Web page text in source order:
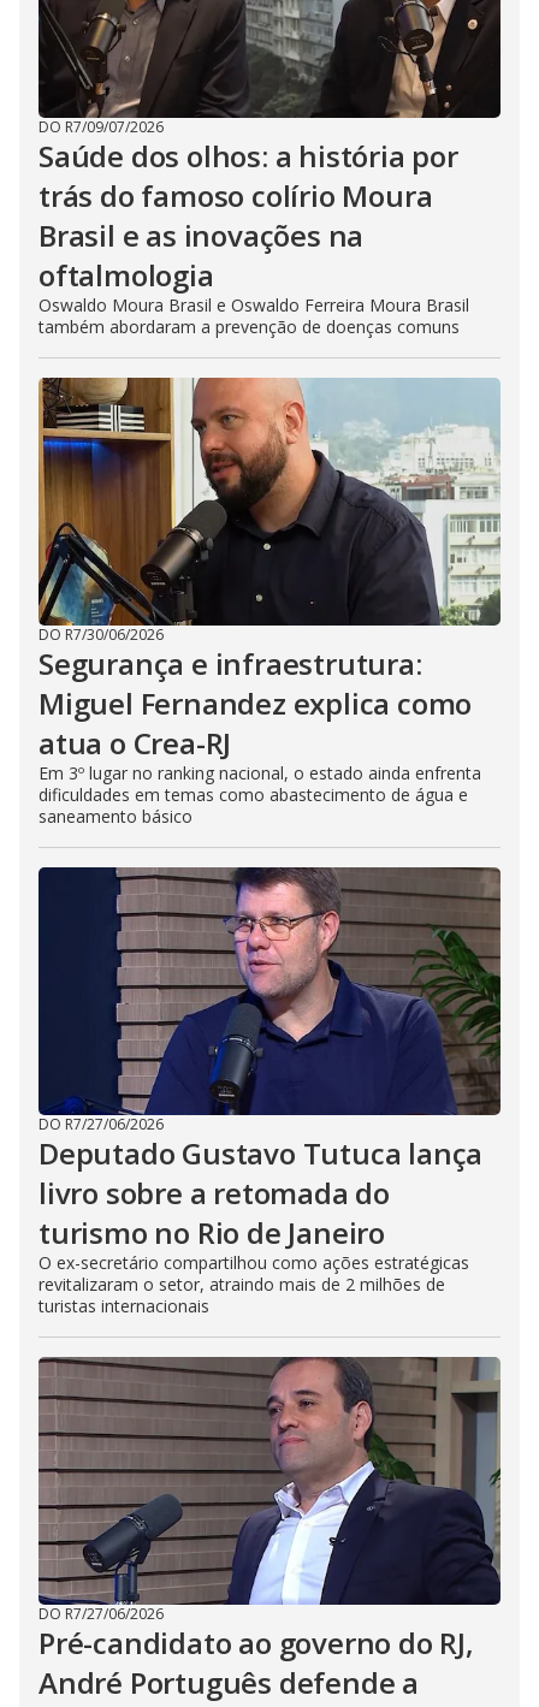
DO R7/09/07/2026
Saúde dos olhos: a história por
trás do famoso colírio Moura
Brasil e as inovações na
oftalmologia
Oswaldo Moura Brasil e Oswaldo Ferreira Moura Brasil
também abordaram a prevenção de doenças comuns
DO R7/30/06/2026
Segurança e infraestrutura:
Miguel Fernandez explica como
atua o Crea-RJ
Em 3º lugar no ranking nacional, o estado ainda enfrenta
dificuldades em temas como abastecimento de água e
saneamento básico
DO R7/27/06/2026
Deputado Gustavo Tutuca lança
livro sobre a retomada do
turismo no Rio de Janeiro
O ex-secretário compartilhou como ações estratégicas
revitalizaram o setor, atraindo mais de 2 milhões de
turistas internacionais
DO R7/27/06/2026
Pré-candidato ao governo do RJ,
André Português defende a